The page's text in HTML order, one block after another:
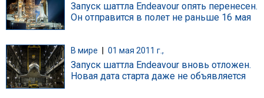
Запуск шаттла Endeavour опять перенесен.
Он отправится в полет не раньше 16 мая
В мире 01 мая 2011 г.,
Запуск шаттла Endeavour вновь отложен.
Новая дата старта даже не объявляется